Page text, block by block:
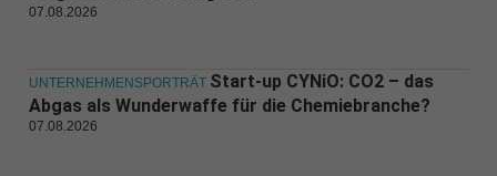
07.08.2026
UNTERNEHMENSPORTRÄT Start-up CYNiO: CO2 – das
Abgas als Wunderwaffe für die Chemiebranche?
07.08.2026